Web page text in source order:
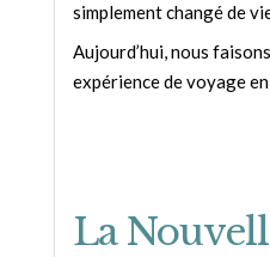
simplement changé de
Aujourd’hui, nous
expérience de voyage
La